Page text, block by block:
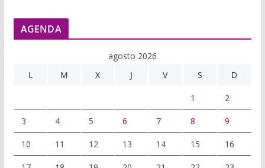
AGENDA
agosto 2026
L
M X J V S D
1 2
3 4 5 6 7 8 9
10 11 12 13 14 15 16